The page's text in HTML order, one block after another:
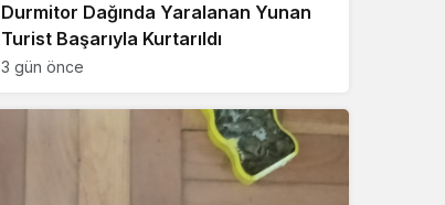
Sistem modunu seçin.
Durmitor Dağında Yaralanan Yunan
Turist Başarıyla Kurtarıldı
3 gün önce